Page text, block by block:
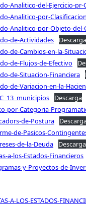
Analitico-del-Ejercicio-
Analitico-por-
Analitico-por-Objeto-del-
de-Actividades
Descarga
de-Cambios-en-la-
de-Flujos-de-Efectivo
de-Situacion-Financiera
de-Variacion-en-la-
Descarga
por-Categoria-
de-Postura
de-Pasicos-
de-la-Deuda
Descarga
a-los-Estados-Financieros
y-Proyectos-de-
A-LOS-ESTADOS-